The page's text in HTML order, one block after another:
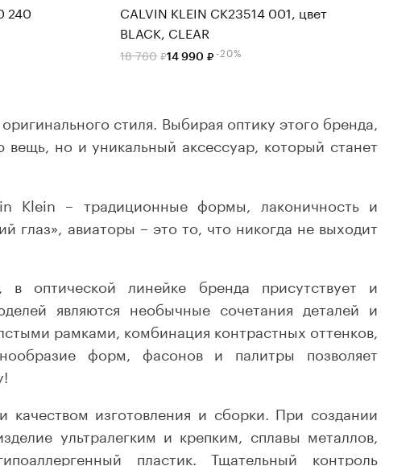
240
CALVIN KLEIN CK23514 001, цвет
BLACK, CLEAR
18 760 14 990 -20%
стиля. Выбирая оптику этого бренда,
но и уникальный аксессуар, который станет
Klein – традиционные формы, лаконичность и
авиаторы – это то, что никогда не выходит
оптической линейке бренда присутствует и
являются необычные сочетания деталей и
рамками, комбинация контрастных оттенков,
форм, фасонов и палитры позволяет
изготовления и сборки. При создании
ультралегким и крепким, сплавы металлов,
пластик. Тщательный контроль